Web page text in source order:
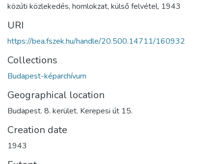
közúti közlekedés, homlokzat, külső felvétel, 1943
URI
https://bea.fszek.hu/handle/20.500.14711/160932
Collections
Budapest-képarchívum
Geographical location
Budapest. 8. kerület. Kerepesi út 15.
Creation date
1943